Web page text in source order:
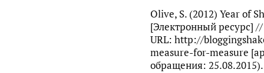
Olive, S. (2012) Year of
[Электронный ресурс]
URL: http://
measure-for-measure
обращения: 25.08.2015).